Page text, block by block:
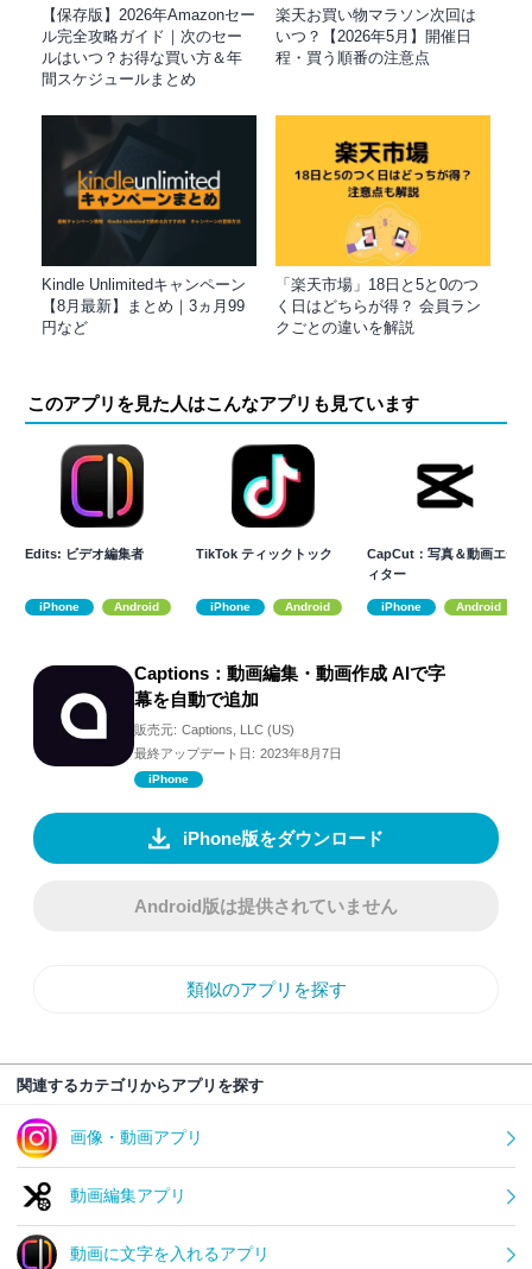
【保存版】2026年Amazonセー
ル完全攻略ガイド｜次のセー
ルはいつ？お得な買い方＆年
間スケジュールまとめ
楽天お買い物マラソン次回は
いつ？【2026年5月】開催日
程・買う順番の注意点
Kindle Unlimitedキャンペーン
【8月最新】まとめ｜3ヵ月99
円など
「楽天市場」18日と5と0のつ
く日はどちらが得？ 会員ラン
クごとの違いを解説
このアプリを見た人はこんなアプリも見ています
Edits: ビデオ編集者
iPhone Android
TikTok ティックトック
iPhone Android
CapCut：写真＆動画エデ
ィター
iPhone Android
Captions：動画編集・動画作成 AIで字
幕を自動で追加
販売元: Captions, LLC (US)
最終アップデート日: 2023年8月7日
iPhone
iPhone版をダウンロード
Android版は提供されていません
類似のアプリを探す
関連するカテゴリからアプリを探す
画像・動画アプリ
動画編集アプリ
動画に文字を入れるアプリ